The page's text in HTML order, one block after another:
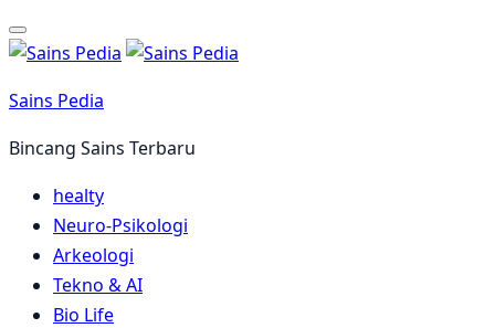
Langsung
ke
Sains Pedia
Bincang Sains Terbaru
healty
Neuro-Psikologi
Arkeologi
Tekno & AI
Bio Life